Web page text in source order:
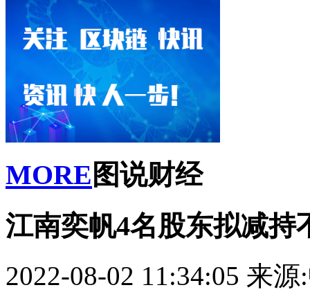
MORE 图说财经
江南奕帆4名股东拟减持
2022-08-02 11:34:05 来源